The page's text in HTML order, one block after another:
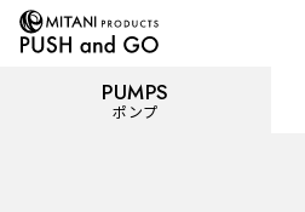
PUMPS
ポンプ